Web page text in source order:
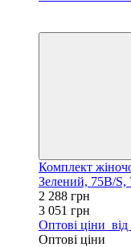
Комплект
Зелений, 75B/S,
2 288 грн
3 051 грн
Оптові ціни
Оптові ціни